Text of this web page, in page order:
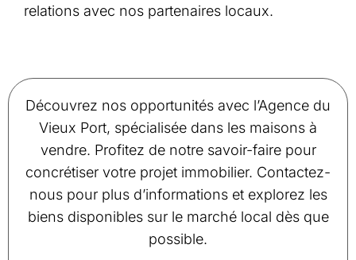
relations avec nos partenaires locaux.
Découvrez nos opportunités avec l’Agence du
Vieux Port, spécialisée dans les maisons à
vendre. Profitez de notre savoir-faire pour
concrétiser votre projet immobilier. Contactez-
nous pour plus d’informations et explorez les
biens disponibles sur le marché local dès que
possible.